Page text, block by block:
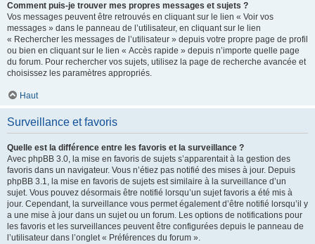
Comment puis-je trouver mes propres messages et sujets ?
Vos messages peuvent être retrouvés en cliquant sur le lien « Voir vos
messages » dans le panneau de l’utilisateur, en cliquant sur le lien
« Rechercher les messages de l’utilisateur » depuis votre propre page de profil
ou bien en cliquant sur le lien « Accès rapide » depuis n’importe quelle page
du forum. Pour rechercher vos sujets, utilisez la page de recherche avancée et
choisissez les paramètres appropriés.
Haut
Surveillance et favoris
Quelle est la différence entre les favoris et la surveillance ?
Avec phpBB 3.0, la mise en favoris de sujets s’apparentait à la gestion des
favoris dans un navigateur. Vous n’étiez pas notifié des mises à jour. Depuis
phpBB 3.1, la mise en favoris de sujets est similaire à la surveillance d’un
sujet. Vous pouvez désormais être notifié lorsqu’un sujet favoris a été mis à
jour. Cependant, la surveillance vous permet également d’être notifié lorsqu’il y
a une mise à jour dans un sujet ou un forum. Les options de notifications pour
les favoris et les surveillances peuvent être configurées depuis le panneau de
l’utilisateur dans l’onglet « Préférences du forum ».